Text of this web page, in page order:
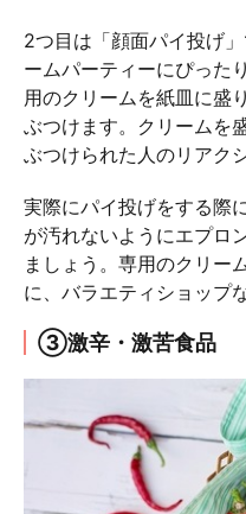
2つ目は「顔面パイ投げ
ームパーティーにぴった
用のクリームを紙皿に盛
ぶつけます。クリームを
ぶつけられた人のリアク
実際にパイ投げをする際
が汚れないようにエプロ
ましょう。専用のクリー
に、バラエティショップ
③激辛・激苦食品